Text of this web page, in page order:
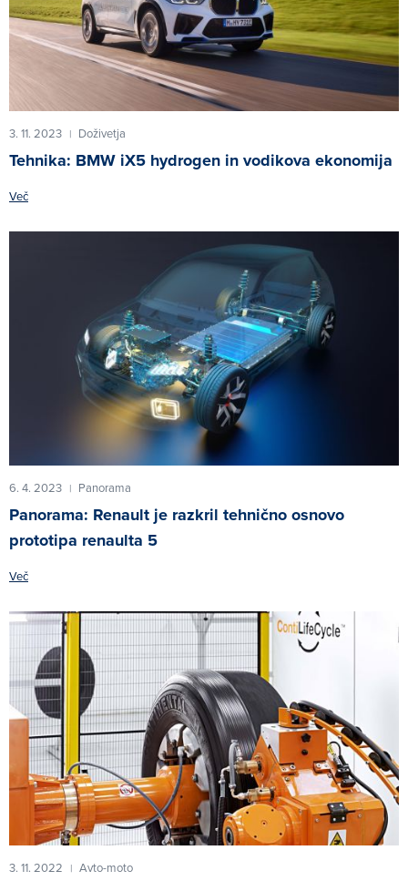
3. 11. 2023 | Doživetja
Tehnika: BMW iX5 hydrogen in vodikova ekonomija
Več
6. 4. 2023 | Panorama
Panorama: Renault je razkril tehnično osnovo
prototipa renaulta 5
Več
3. 11. 2022 | Avto-moto